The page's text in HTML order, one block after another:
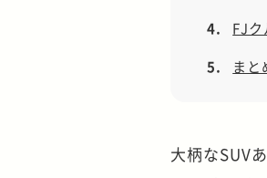
4.
FJ
5.
まと
大柄なSUV